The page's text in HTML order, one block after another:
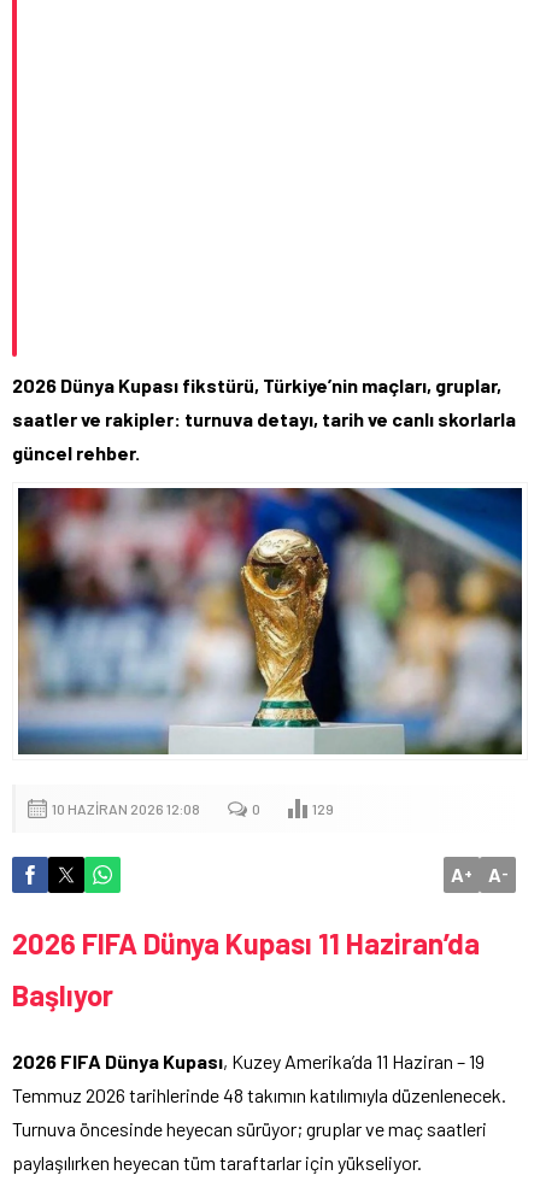
2026 Dünya Kupası fikstürü, Türkiye’nin maçları, gruplar,
saatler ve rakipler: turnuva detayı, tarih ve canlı skorlarla
güncel rehber.
10 HAZIRAN 2026 12:08 0 129
A+ A-
2026 FIFA Dünya Kupası 11 Haziran’da
Başlıyor
2026 FIFA Dünya Kupası, Kuzey Amerika’da 11 Haziran – 19
Temmuz 2026 tarihlerinde 48 takımın katılımıyla düzenlenecek.
Turnuva öncesinde heyecan sürüyor; gruplar ve maç saatleri
paylaşılırken heyecan tüm taraftarlar için yükseliyor.